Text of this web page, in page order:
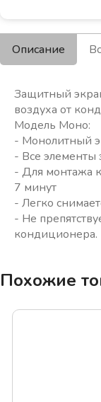
Описание
Защитный
воздуха от
Модель Моно:
- Монолитный
- Все элементы
- Для монтажа
7 минут
- Легко
- Не
кондиционера.
Похожие